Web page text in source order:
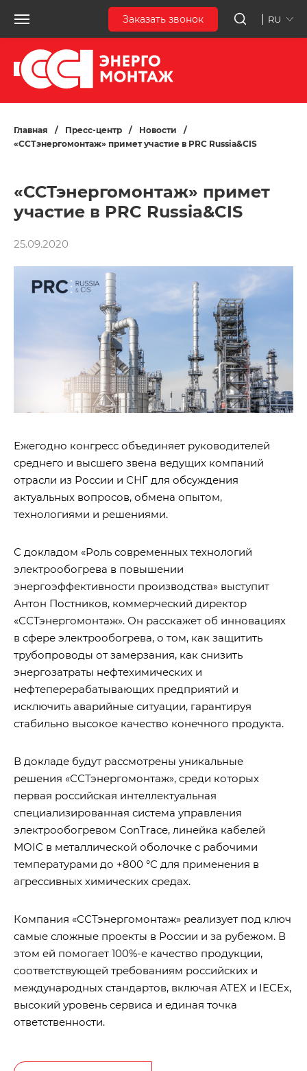
Заказать звонок RU
Главная / Пресс-центр / Новости
/
«ССТэнергомонтаж» примет участие в PRC Russia&CIS
«ССТэнергомонтаж» примет
участие в PRC Russia&CIS
25.09.2020
Ежегодно конгресс объединяет руководителей
среднего и высшего звена ведущих компаний
отрасли из России и СНГ для обсуждения
актуальных вопросов, обмена опытом,
технологиями и решениями.
С докладом «Роль современных технологий
электрообогрева в повышении
энергоэффективности производства» выступит
Антон Постников, коммерческий директор
«ССТэнергомонтаж». Он расскажет об инновациях
в сфере электрообогрева, о том, как защитить
трубопроводы от замерзания, как снизить
энергозатраты нефтехимических и
нефтеперерабатывающих предприятий и
исключить аварийные ситуации, гарантируя
стабильно высокое качество конечного продукта.
В докладе будут рассмотрены уникальные
решения «ССТэнергомонтаж», среди которых
первая российская интеллектуальная
специализированная система управления
электрообогревом ConTrace, линейка кабелей
MOIC в металлической оболочке с рабочими
температурами до +800 °C для применения в
агрессивных химических средах.
Компания «ССТэнергомонтаж» реализует под ключ
самые сложные проекты в России и за рубежом. В
этом ей помогает 100%-е качество продукции,
соответствующей требованиям российских и
международных стандартов, включая ATEX и IECEx,
высокий уровень сервиса и единая точка
ответственности.